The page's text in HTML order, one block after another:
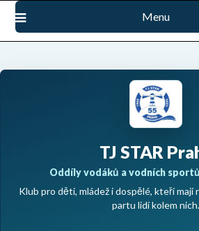
Přejdi
obsah
Menu
TJ STAR
Oddíly vodáků a vodních
Klub pro děti, mládež i dospělé, kteří mají
partu lidí kolem nich.